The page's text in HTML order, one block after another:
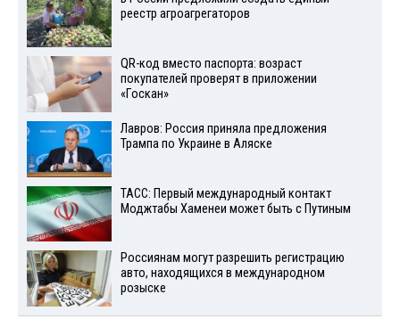
реестр агроагрегаторов
QR-код вместо паспорта: возраст
покупателей проверят в приложении
«Госкан»
Лавров: Россия приняла предложения
Трампа по Украине в Аляске
ТАСС: Первый международный контакт
Моджтабы Хаменеи может быть с Путиным
Россиянам могут разрешить регистрацию
авто, находящихся в международном
розыске